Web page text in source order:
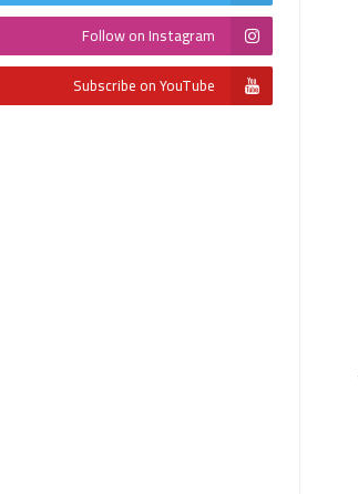
Follow on Instagram
Subscribe on YouTube